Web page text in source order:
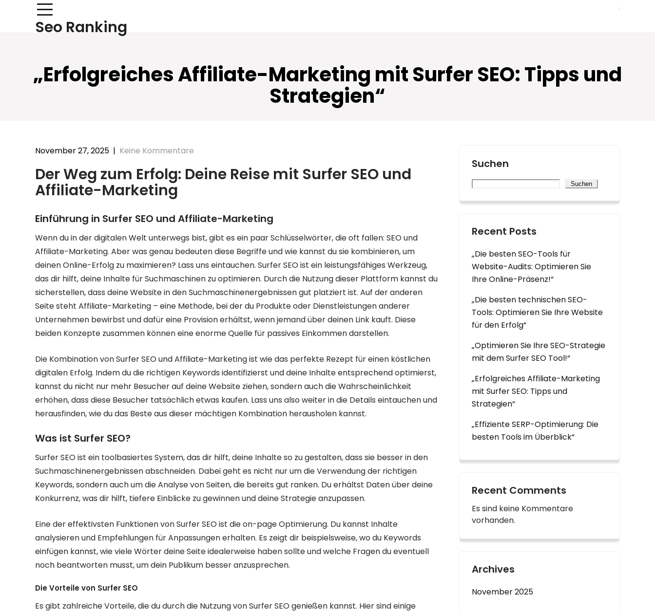
Seo Ranking
„Erfolgreiches Affiliate-Marketing mit Surfer SEO: Tipps und
Strategien“
November 27, 2025 | Keine Kommentare
Der Weg zum Erfolg: Deine Reise mit Surfer SEO und
Affiliate-Marketing
Einführung in Surfer SEO und Affiliate-Marketing
Wenn du in der digitalen Welt unterwegs bist, gibt es ein paar Schlüsselwörter, die oft fallen: SEO und
Affiliate-Marketing. Aber was genau bedeuten diese Begriffe und wie kannst du sie kombinieren, um
deinen Online-Erfolg zu maximieren? Lass uns eintauchen. Surfer SEO ist ein leistungsfähiges Werkzeug,
das dir hilft, deine Inhalte für Suchmaschinen zu optimieren. Durch die Nutzung dieser Plattform kannst du
sicherstellen, dass deine Website in den Suchmaschinenergebnissen gut platziert ist. Auf der anderen
Seite steht Affiliate-Marketing – eine Methode, bei der du Produkte oder Dienstleistungen anderer
Unternehmen bewirbst und dafür eine Provision erhältst, wenn jemand über deinen Link kauft. Diese
beiden Konzepte zusammen können eine enorme Quelle für passives Einkommen darstellen.
Die Kombination von Surfer SEO und Affiliate-Marketing ist wie das perfekte Rezept für einen köstlichen
digitalen Erfolg. Indem du die richtigen Keywords identifizierst und deine Inhalte entsprechend optimierst,
kannst du nicht nur mehr Besucher auf deine Website ziehen, sondern auch die Wahrscheinlichkeit
erhöhen, dass diese Besucher tatsächlich etwas kaufen. Lass uns also weiter in die Details eintauchen und
herausfinden, wie du das Beste aus dieser mächtigen Kombination herausholen kannst.
Was ist Surfer SEO?
Surfer SEO ist ein toolbasiertes System, das dir hilft, deine Inhalte so zu gestalten, dass sie besser in den
Suchmaschinenergebnissen abschneiden. Dabei geht es nicht nur um die Verwendung der richtigen
Keywords, sondern auch um die Analyse von Seiten, die bereits gut ranken. Du erhältst Daten über deine
Konkurrenz, was dir hilft, tiefere Einblicke zu gewinnen und deine Strategie anzupassen.
Eine der effektivsten Funktionen von Surfer SEO ist die on-page Optimierung. Du kannst Inhalte
analysieren und Empfehlungen für Anpassungen erhalten. Es zeigt dir beispielsweise, wo du Keywords
einfügen kannst, wie viele Wörter deine Seite idealerweise haben sollte und welche Fragen du eventuell
noch beantworten musst, um dein Publikum besser anzusprechen.
Die Vorteile von Surfer SEO
Es gibt zahlreiche Vorteile, die du durch die Nutzung von Surfer SEO genießen kannst. Hier sind einige
Suchen
Suchen
Recent Posts
„Die besten SEO-Tools für
Website-Audits: Optimieren Sie
Ihre Online-Präsenz!“
„Die besten technischen SEO-
Tools: Optimieren Sie Ihre Website
für den Erfolg“
„Optimieren Sie Ihre SEO-Strategie
mit dem Surfer SEO Tool!“
„Erfolgreiches Affiliate-Marketing
mit Surfer SEO: Tipps und
Strategien“
„Effiziente SERP-Optimierung: Die
besten Tools im Überblick“
Recent Comments
Es sind keine Kommentare
vorhanden.
Archives
November 2025